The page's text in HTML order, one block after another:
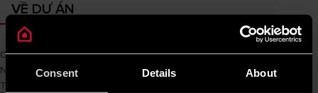
Consent Details About
VỀ DỰ ÁN
Chủ đầu tưSun Group
Nhà thầu chínhDelta
Tên sản phẩm